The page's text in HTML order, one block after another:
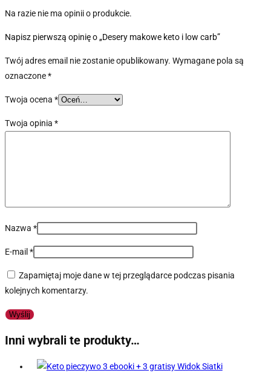
Na razie nie ma opinii o produkcie.
Napisz pierwszą opinię o „Desery makowe keto i low carb”
Twój adres email nie zostanie opublikowany. Wymagane pola są
oznaczone*
Twoja ocena *
Twoja opinia *
Nazwa *
E-mail *
Zapamiętaj moje dane w tej przeglądarce podczas pisania
kolejnych komentarzy.
Inni wybrali te produkty…
Widok Siatki